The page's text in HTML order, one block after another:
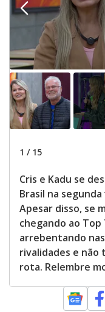
1 / 15
Cris e Kadu se
Brasil na segunda
Apesar disso, se
chegando ao
arrebentando
rivalidades e não
rota. Relembre